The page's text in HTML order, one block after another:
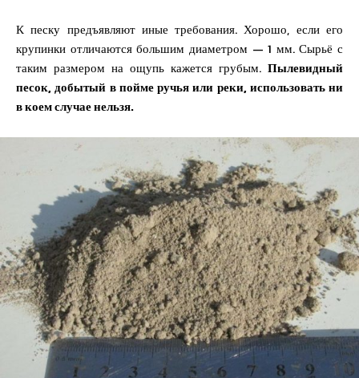
К песку предъявляют иные требования. Хорошо, если его
крупинки отличаются большим диаметром — 1 мм. Сырьё с
таким размером на ощупь кажется грубым. Пылевидный
песок, добытый в пойме ручья или реки, использовать ни
в коем случае нельзя.